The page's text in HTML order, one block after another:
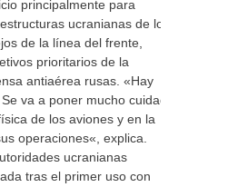
principalmente para
ucranianas de los
de la línea del frente,
prioritarios de la
antiaérea rusas. «Hay
va a poner mucho cuidado
de los aviones y en la
operaciones«, explica.
ucranianas
tras el primer uso con